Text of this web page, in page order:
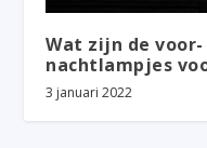
Wat zijn de
nachtlampjes
3 januari 2022